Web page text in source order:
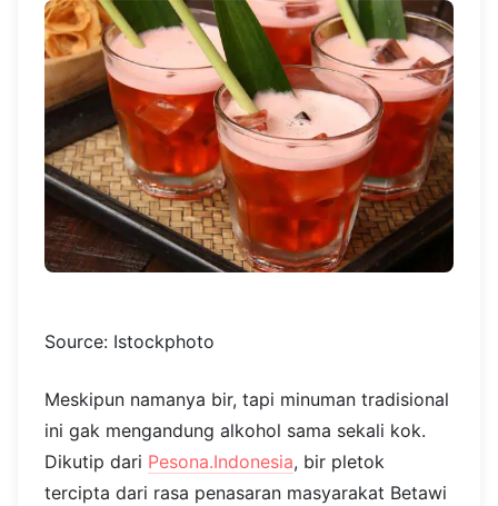
Source: Istockphoto
Meskipun namanya bir, tapi minuman tradisional
ini gak mengandung alkohol sama sekali kok.
Dikutip dari Pesona.Indonesia, bir pletok
tercipta dari rasa penasaran masyarakat Betawi